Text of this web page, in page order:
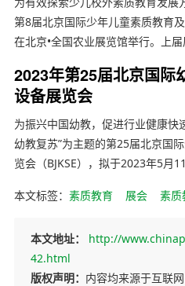
第8届北京国际少年儿童素质教育
在北京•全国农业展览馆举行。上
2023年第25届北京国际
设备展览会
为振兴中国幼教，促进行业健康快
幼教复苏”为主题的第25届北京国
览会（BJKSE），拟于2023年5月
本文标签： 素质教育 展会 素质
本文地址：
http://
42.html
版权声明： 内容均来源于互联